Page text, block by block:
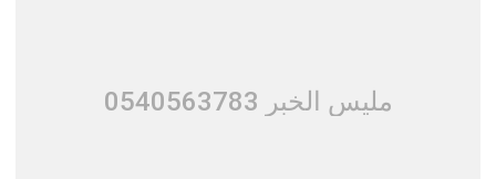
مليس الخبر 0540563783